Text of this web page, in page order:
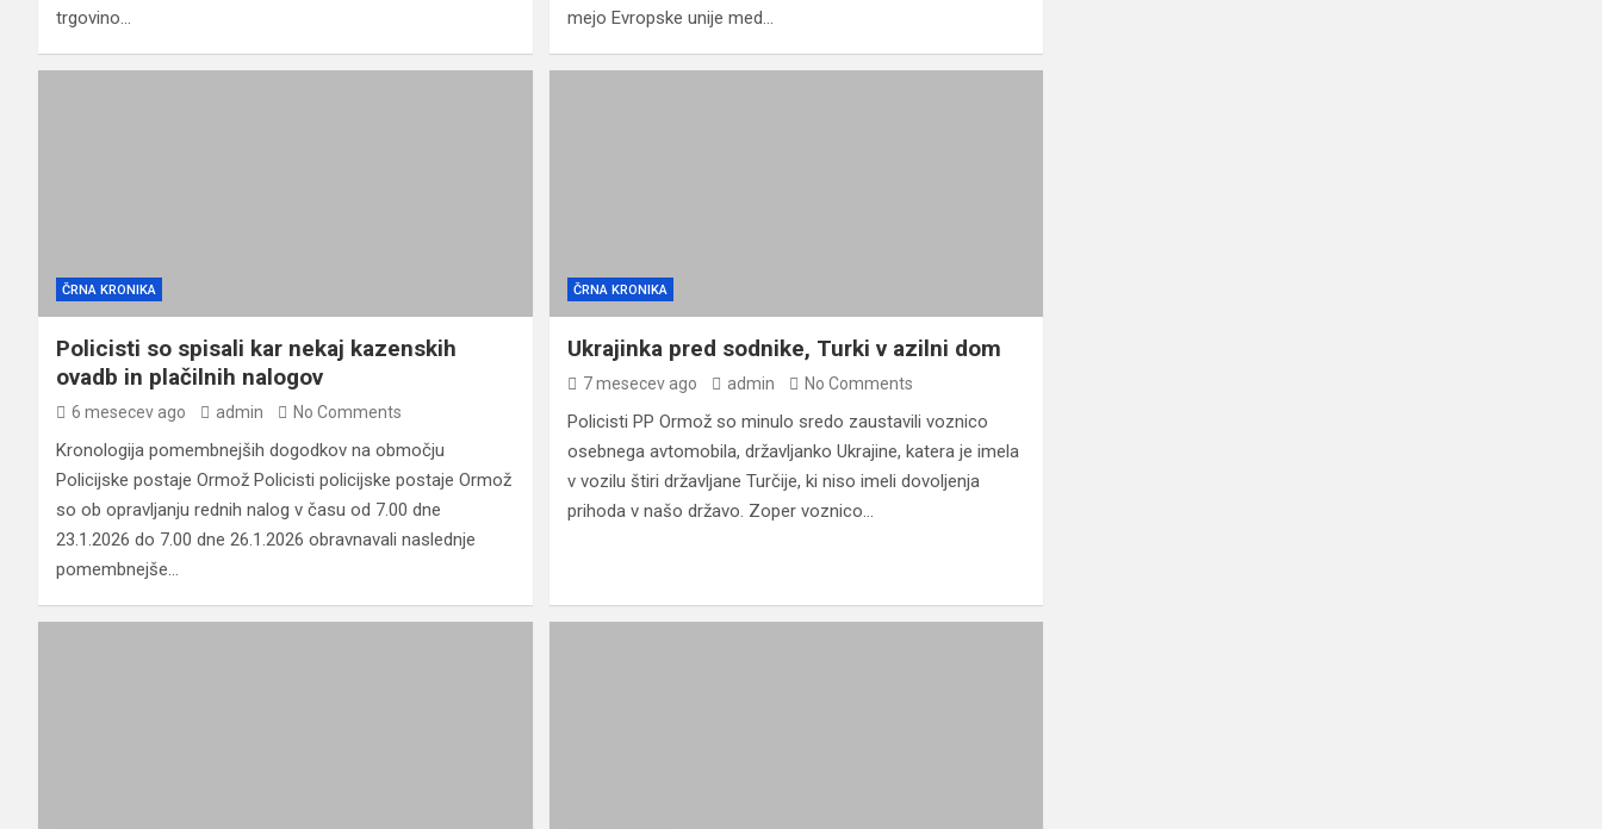
trgovino…
mejo Evropske unije med…
ČRNA KRONIKA
Policisti so spisali kar nekaj kazenskih
ovadb in plačilnih nalogov
6 mesecev ago admin No Comments
Kronologija pomembnejših dogodkov na območju
Policijske postaje Ormož Policisti policijske postaje Ormož
so ob opravljanju rednih nalog v času od 7.00 dne
23.1.2026 do 7.00 dne 26.1.2026 obravnavali naslednje
pomembnejše…
ČRNA KRONIKA
Ukrajinka pred sodnike, Turki v azilni dom
7 mesecev ago admin No Comments
Policisti PP Ormož so minulo sredo zaustavili voznico
osebnega avtomobila, državljanko Ukrajine, katera je imela
v vozilu štiri državljane Turčije, ki niso imeli dovoljenja
prihoda v našo državo. Zoper voznico…